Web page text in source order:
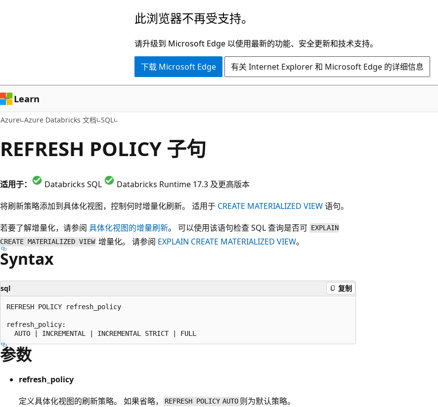
容
此浏览器不再受支持。
请升级到 Microsoft Edge 以使用最新的功能、安全更新和技术支持。
下载 Microsoft Edge 有关 Internet Explorer 和 Microsoft Edge 的详细信息
Learn
Azure Azure Databricks 文档 SQL
REFRESH POLICY 子句
适用于： Databricks SQL
Databricks Runtime 17.3 及更高版本
将刷新策略添加到具体化视图，控制何时增量化刷新。 适用于 CREATE MATERIALIZED VIEW语句。
若要了解增量化，请参阅 具体化视图的增量刷新。 可以使用该语句检查 SQL 查询是否可 EXPLAIN
CREATE MATERIALIZED VIEW 增量化。 请参阅 EXPLAIN CREATE MATERIALIZED VIEW。
Syntax
sql 复制
REFRESH POLICY refresh_policy
refresh_policy:
参数
refresh_policy
定义具体化视图的刷新策略。 如果省略，
REFRESH POLICY AUTO则为默认策略。